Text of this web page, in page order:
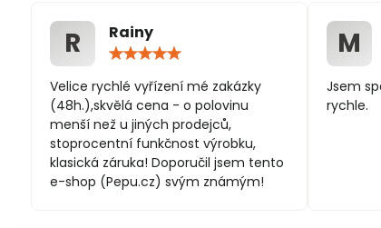
R
Rainy
/
5
Velice rychlé vyřízení mé zakázky
(48h.),skvělá cena - o polovinu
menší než u jiných prodejců,
stoprocentní funkčnost výrobku,
klasická záruka! Doporučil jsem tento
e-shop (Pepu.cz) svým známým!
M
Jsem
rychle.